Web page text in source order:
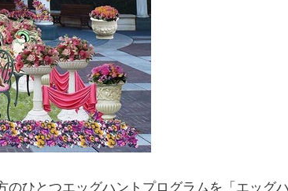
ひとつエッグハントプログラムを「エッグ